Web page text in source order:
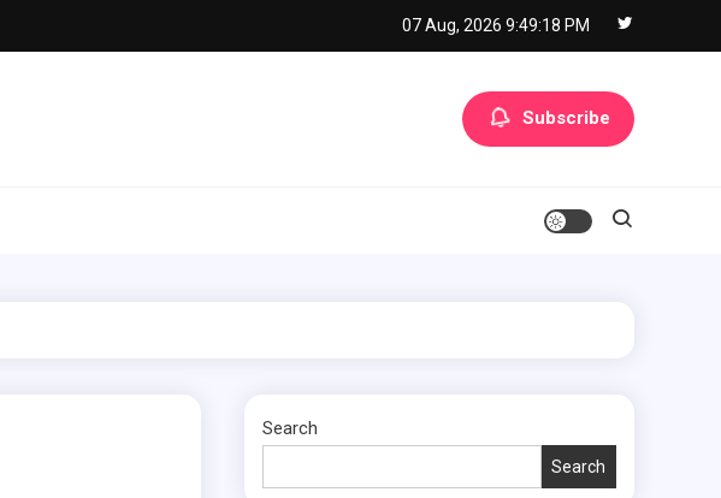
07 Aug, 2026 9:49:19 PM
Subscribe
Search
Search